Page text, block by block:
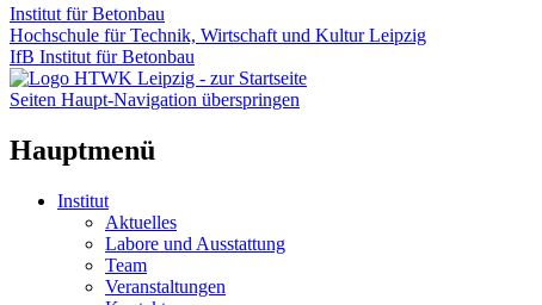
Institut für Betonbau
Hochschule für Technik, Wirtschaft und Kultur Leipzig
IfB Institut für Betonbau
Seiten Haupt-Navigation überspringen
Hauptmenü
Institut
Aktuelles
Labore und Ausstattung
Team
Veranstaltungen